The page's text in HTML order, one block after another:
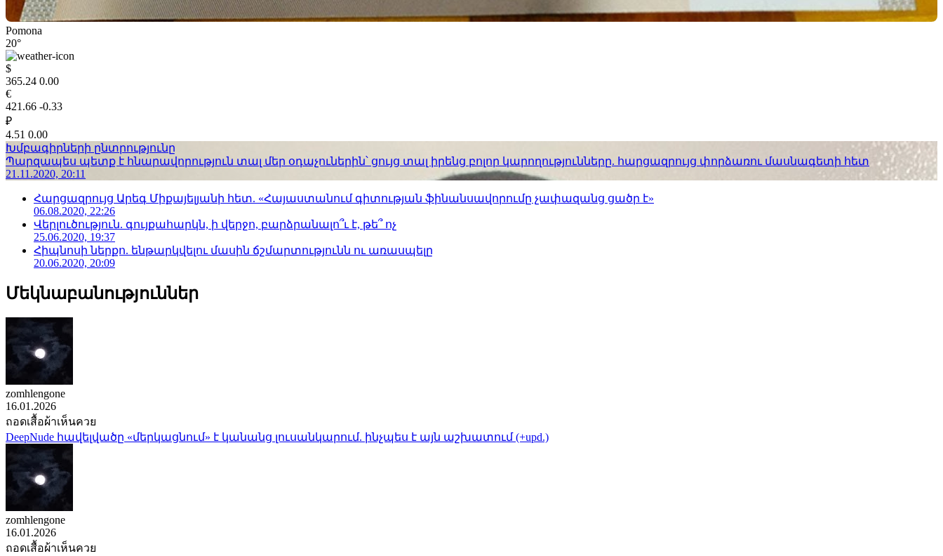
Pomona
20°
$
365.24 0.00
€
421.66 -0.33
₽
4.51 0.00
Խմբագիրների ընտրությունը
Պարզապես պետք է հնարավորություն տալ մեր օդաչուներին՝ ցույց տալ իրենց բոլոր կարողությունները. հարցազրույց փորձառու մասնագետի հետ
21.11.2020, 20:11
Հարցազրույց Արեգ Միքայելյանի հետ. «Հայաստանում գիտության ֆինանսավորումը չափազանց ցածր է»
06.08.2020, 22:26
Վերլուծություն. գույքահարկն, ի վերջո, բարձրանալո՞ւ է, թե՞ ոչ
25.06.2020, 19:37
Հիպնոսի ներքո. ենթարկվելու մասին ճշմարտությունն ու առասպելը
20.06.2020, 20:09
Մեկնաբանություններ
zomhlengone
16.01.2026
ถอดเสื้อผ้าเห็นควย
DeepNude հավելվածը «մերկացնում» է կանանց լուսանկարում. ինչպես է այն աշխատում (+upd.)
zomhlengone
16.01.2026
ถอดเสื้อผ้าเห็นควย